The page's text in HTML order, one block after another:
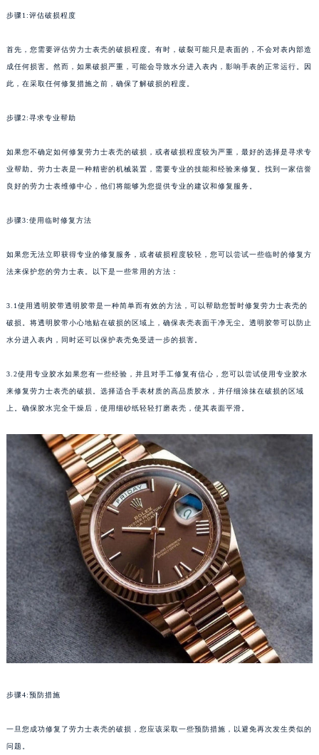
步骤1:评估破损程度
首先，您需要评估劳力士表壳的破损程度。有时，破裂可能只是表面的，不会对表内部造
成任何损害。然而，如果破损严重，可能会导致水分进入表内，影响手表的正常运行。因
此，在采取任何修复措施之前，确保了解破损的程度。
步骤2:寻求专业帮助
如果您不确定如何修复劳力士表壳的破损，或者破损程度较为严重，最好的选择是寻求专
业帮助。劳力士表是一种精密的机械装置，需要专业的技能和经验来修复。找到一家信誉
良好的劳力士表维修中心，他们将能够为您提供专业的建议和修复服务。
步骤3:使用临时修复方法
如果您无法立即获得专业的修复服务，或者破损程度较轻，您可以尝试一些临时的修复方
法来保护您的劳力士表。以下是一些常用的方法：
3.1使用透明胶带透明胶带是一种简单而有效的方法，可以帮助您暂时修复劳力士表壳的
破损。将透明胶带小心地贴在破损的区域上，确保表壳表面干净无尘。透明胶带可以防止
水分进入表内，同时还可以保护表壳免受进一步的损害。
3.2使用专业胶水如果您有一些经验，并且对手工修复有信心，您可以尝试使用专业胶水
来修复劳力士表壳的破损。选择适合手表材质的高品质胶水，并仔细涂抹在破损的区域
上。确保胶水完全干燥后，使用细砂纸轻轻打磨表壳，使其表面平滑。
步骤4:预防措施
一旦您成功修复了劳力士表壳的破损，您应该采取一些预防措施，以避免再次发生类似的
问题。